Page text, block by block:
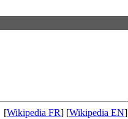
[Wikipedia FR] [Wikipedia EN]